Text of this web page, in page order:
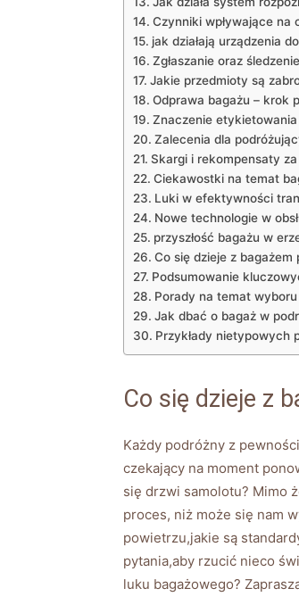
Czynniki wpływające ​na‌
jak działają urządzenia
Zgłaszanie oraz
Jakie przedmioty są
Odprawa⁢ bagażu – krok
Znaczenie⁤ etykietowania
Zalecenia dla
Skargi i rekompensaty
Ciekawostki ‍na​ temat
Luki w efektywności⁣
Nowe technologie w
przyszłość bagażu w
Co​ się dzieje z ​bagażem
Podsumowanie​
Porady‍ na‌ temat
Jak dbać o bagaż w
Przykłady‌ nietypowych⁢
Co⁤ się dzieje z
Każdy podróżny z
czekający na moment
się drzwi ‌samolotu? Mimo
proces, niż może się nam
powietrzu,jakie są
‍pytania,aby rzucić nieco
luku bagażowego?